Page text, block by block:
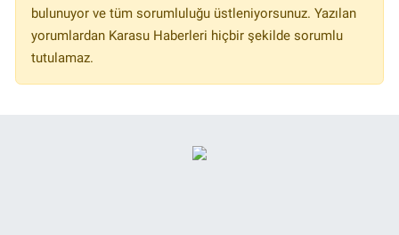
bulunuyor ve tüm sorumluluğu üstleniyorsunuz. Yazılan
yorumlardan Karasu Haberleri hiçbir şekilde sorumlu
tutulamaz.